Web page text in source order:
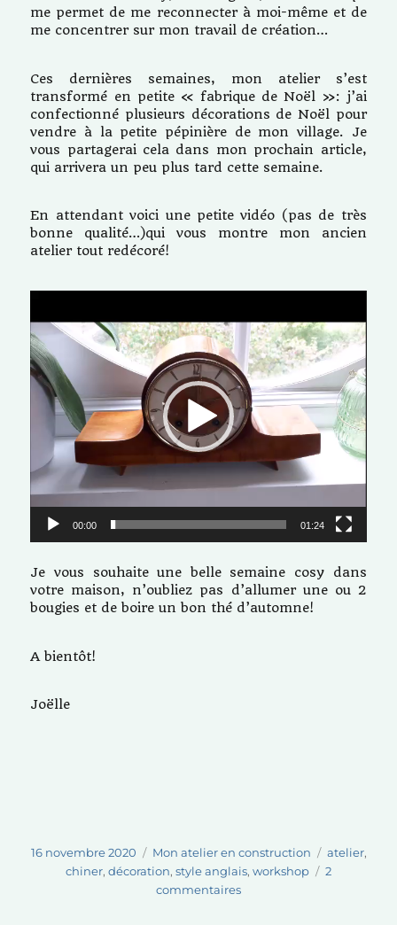
me permet de me reconnecter à moi-même et de
me concentrer sur mon travail de création…
Ces dernières semaines, mon atelier s’est
transformé en petite « fabrique de Noël »: j’ai
confectionné plusieurs décorations de Noël pour
vendre à la petite pépinière de mon village. Je
vous partagerai cela dans mon prochain article,
qui arrivera un peu plus tard cette semaine.
En attendant voici une petite vidéo (pas de très
bonne qualité…)qui vous montre mon ancien
atelier tout redécoré!
00:00 01:24
Je vous souhaite une belle semaine cosy dans
votre maison, n’oubliez pas d’allumer une ou 2
bougies et de boire un bon thé d’automne!
A bientôt!
Joëlle
Publié
16 novembre 2020 Catégories
Mon atelier en construction Étiquettes
atelier,
chiner, décoration, style anglais, workshop
2
commentairessur